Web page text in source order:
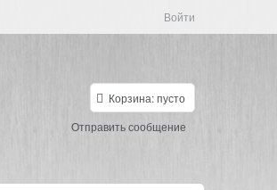
Войти
Корзина:пусто
Отправить сообщение